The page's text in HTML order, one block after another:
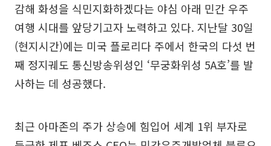
감해 화성을 식민지화하겠다는 야심 아래 민간 우주
여행 시대를 앞당기고자 노력하고 있다. 지난달 30일
(현지시간)에는 미국 플로리다 주에서 한국의 다섯 번
째 정지궤도 통신방송위성인 ‘무궁화위성 5A호’를 발
사하는 데 성공했다.
최근 아마존의 주가 상승에 힘입어 세계 1위 부자로